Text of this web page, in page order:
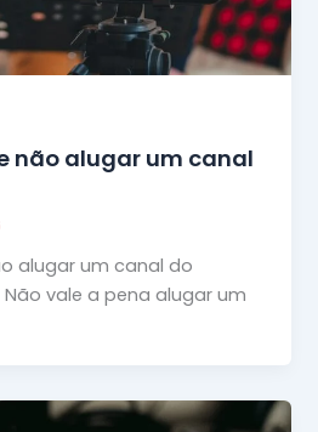
não alugar um canal
alugar um canal do
vale a pena alugar um